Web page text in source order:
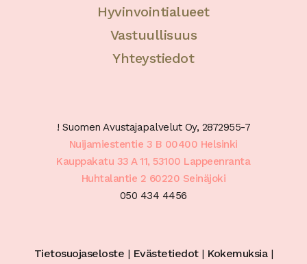
Hyvinvointialueet
Vastuullisuus
Yhteystiedot
! Suomen Avustajapalvelut Oy, 2872955-7
Nuijamiestentie 3 B 00400 Helsinki
Kauppakatu 33 A 11, 53100 Lappeenranta
Huhtalantie 2 60220 Seinäjoki
050 434 4456
Tietosuojaseloste | Evästetiedot| Kokemuksia|